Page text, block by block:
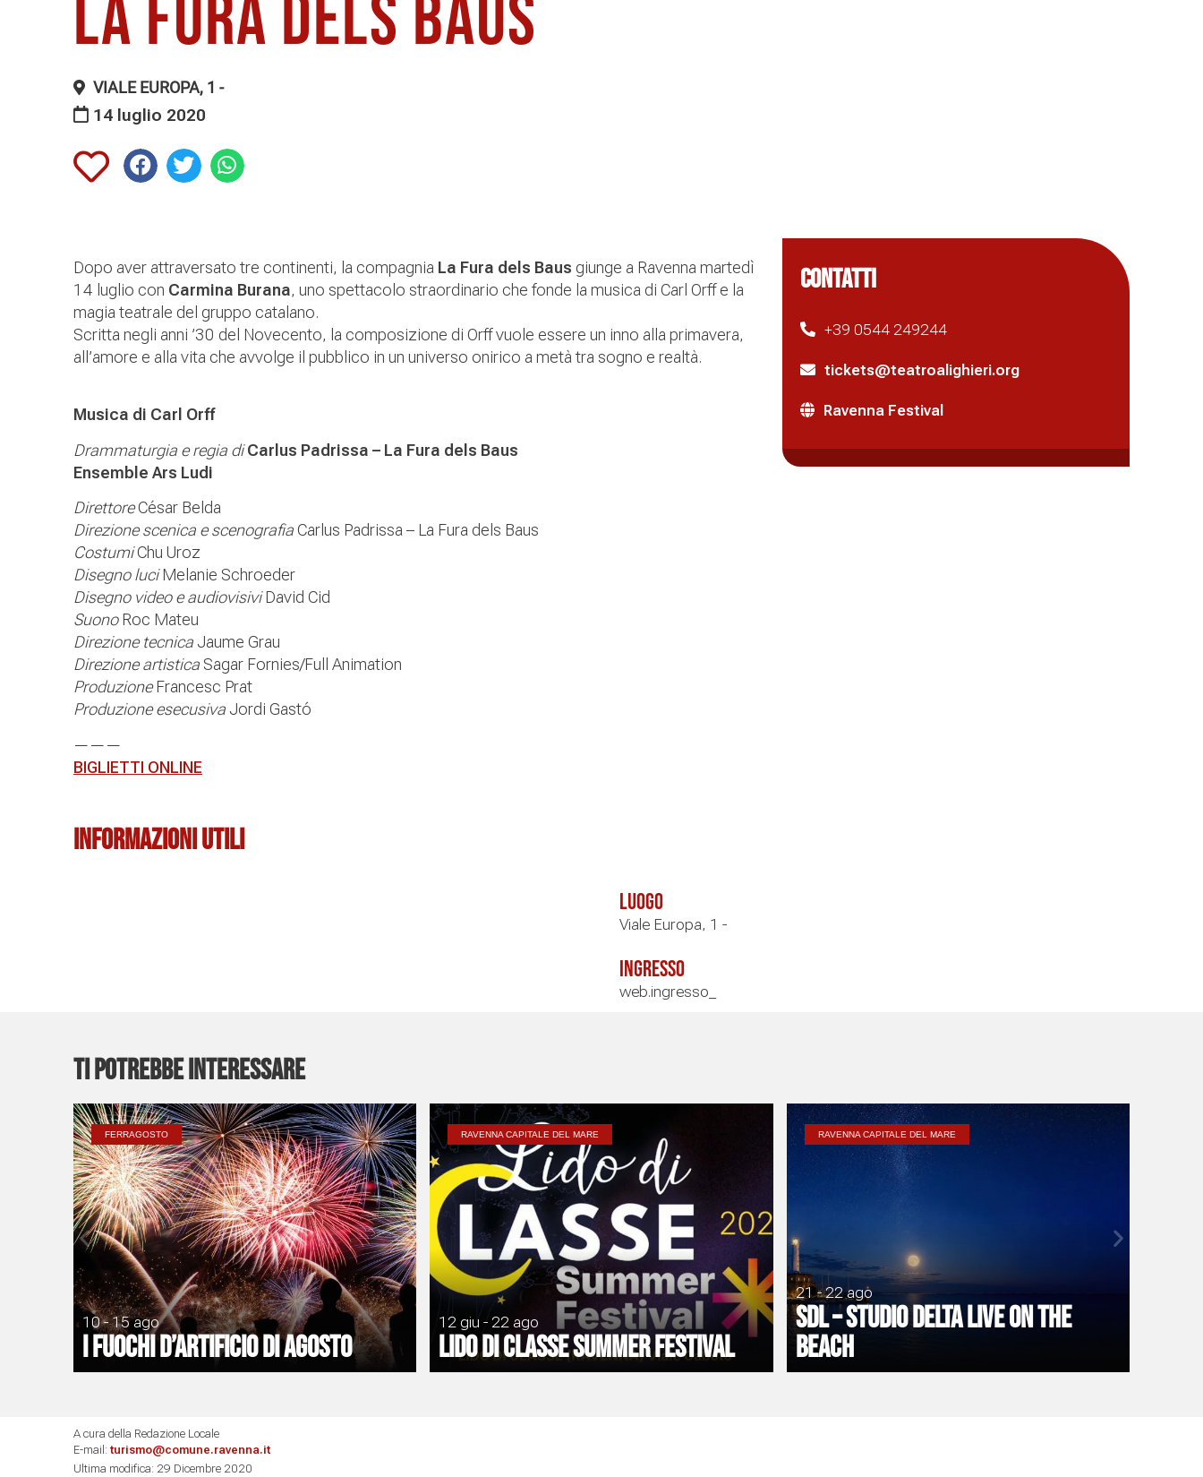
La Fura dels Baus
VIALE EUROPA, 1 -
14 luglio 2020
Dopo aver attraversato tre continenti, la compagnia La Fura dels Baus giunge a Ravenna martedì
14 luglio con Carmina Burana, uno spettacolo straordinario che fonde la musica di Carl Orff e la
magia teatrale del gruppo catalano.
Scritta negli anni ’30 del Novecento, la composizione di Orff vuole essere un inno alla primavera,
all’amore e alla vita che avvolge il pubblico in un universo onirico a metà tra sogno e realtà.
Musica di Carl Orff
Drammaturgia e regia di Carlus Padrissa – La Fura dels Baus
Ensemble Ars Ludi
DirettoreCésar Belda
Direzione scenica e scenografiaCarlus Padrissa – La Fura dels Baus
CostumiChu Uroz
Disegno luciMelanie Schroeder
Disegno video e audiovisiviDavid Cid
SuonoRoc Mateu
Direzione tecnica Jaume Grau
Direzione artistica Sagar Fornies/Full Animation
ProduzioneFrancesc Prat
Produzione esecusiva Jordi Gastó
———
BIGLIETTI ONLINE
CONTATTI
+39 0544 249244
tickets@teatroalighieri.org
Ravenna Festival
Informazioni Utili
Luogo
Viale Europa, 1 -
Ingresso
web.ingresso_
Ti potrebbe interessare
FERRAGOSTO
10 - 15 ago
I Fuochi d’artificio di Agosto
RAVENNA CAPITALE DEL MARE
12 giu - 22 ago
Lido di Classe Summer Festival
RAVENNA CAPITALE DEL MARE
21 - 22 ago
SDL – Studio Delta Live on the
Beach
A cura della Redazione Locale
E-mail: turismo@comune.ravenna.it
Ultima modifica: 29 Dicembre 2020